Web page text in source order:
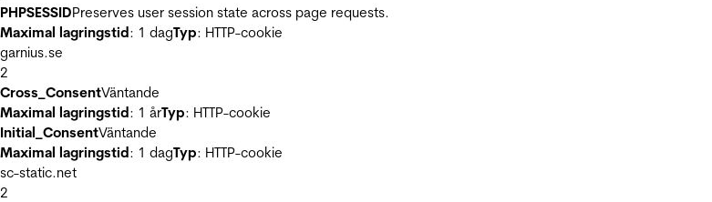
PHPSESSIDPreserves user session state across page requests.
Maximal lagringstid: 1 dagTyp: HTTP-cookie
garnius.se
2
Cross_ConsentVäntande
Maximal lagringstid: 1 årTyp: HTTP-cookie
Initial_ConsentVäntande
Maximal lagringstid: 1 dagTyp: HTTP-cookie
sc-static.net
2